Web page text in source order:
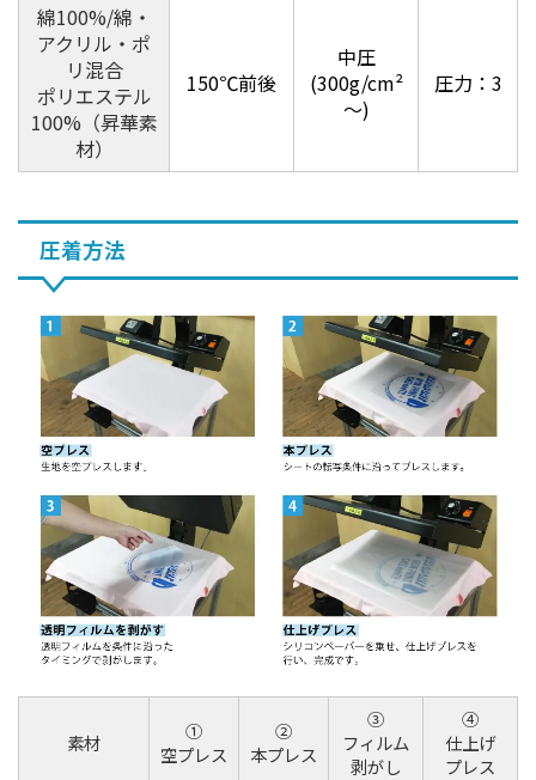
綿100%/綿・
アクリル・ポ
リ混合
ポリエステル
100%（昇華素
材）
150℃前後
中圧
(300g/cm²
～)
圧力：3
圧着方法
素材
①
空プレス
②
本プレス
③
フィルム
剥がし
④
仕上げ
プレス